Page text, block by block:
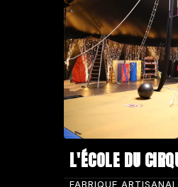
L'ÉCOLE DU
FABRIQUE